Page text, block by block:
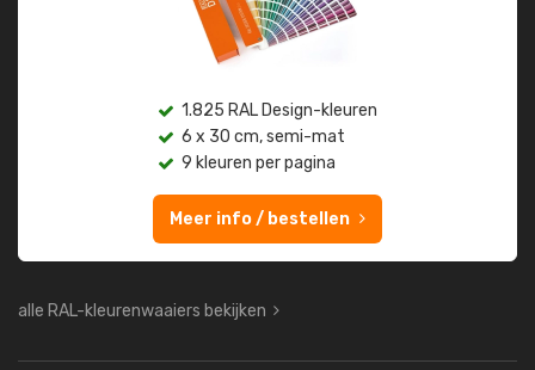
1.825 RAL Design-kleuren
6 x 30 cm, semi-mat
9 kleuren per pagina
Meer info / bestellen
alle RAL-kleurenwaaiers bekijken